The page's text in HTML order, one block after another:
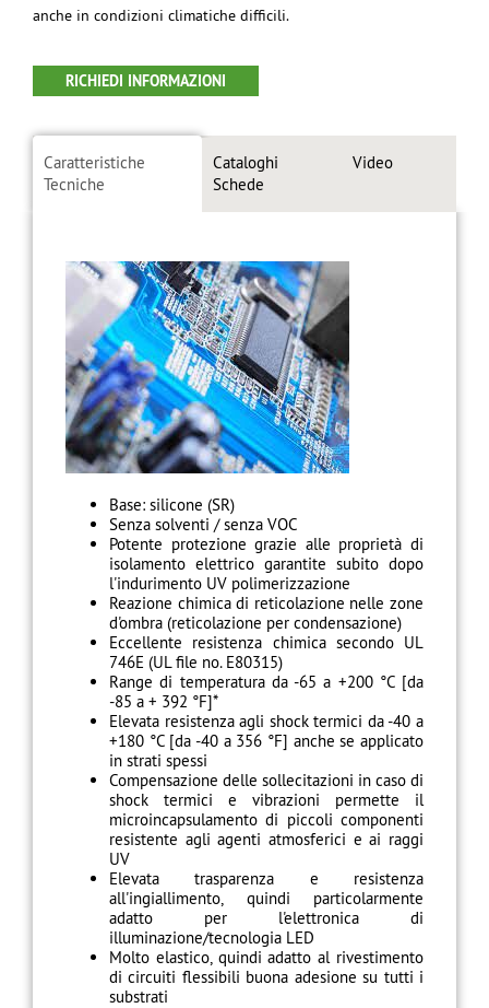
anche in condizioni climatiche difficili.
RICHIEDI INFORMAZIONI
Caratteristiche
Tecniche
Cataloghi
Schede
Video
Base: silicone (SR)
Senza solventi / senza VOC
Potente protezione grazie alle proprietà di
isolamento elettrico garantite subito dopo
l'indurimento UV polimerizzazione
Reazione chimica di reticolazione nelle zone
d'ombra (reticolazione per condensazione)
Eccellente resistenza chimica secondo UL
746E (UL file no. E80315)
Range di temperatura da -65 a +200 °C [da
-85 a + 392 °F]*
Elevata resistenza agli shock termici da -40 a
+180 °C [da -40 a 356 °F] anche se applicato
in strati spessi
Compensazione delle sollecitazioni in caso di
shock termici e vibrazioni permette il
microincapsulamento di piccoli componenti
resistente agli agenti atmosferici e ai raggi
UV
Elevata trasparenza e resistenza
all'ingiallimento, quindi particolarmente
adatto per l'elettronica di
illuminazione/tecnologia LED
Molto elastico, quindi adatto al rivestimento
di circuiti flessibili buona adesione su tutti i
substrati